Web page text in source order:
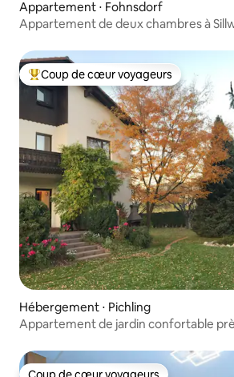
Appartement ⋅ Fohnsdorf
Appartement de deux chambres à
Coups de cœur voyageurs les plus
Coup de cœur voyageurs
Hébergement ⋅ Pichling
Appartement de jardin confortable